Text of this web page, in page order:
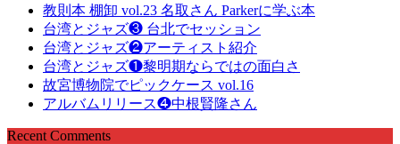
教則本 棚卸 vol.23 名取さん Parkerに学ぶ本
台湾とジャズ❸ 台北でセッション
台湾とジャズ❷アーティスト紹介
台湾とジャズ❶黎明期ならではの面白さ
故宮博物院でピックケース vol.16
アルバムリリース❹中根賢隆さん
Recent Comments